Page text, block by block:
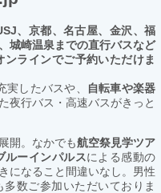
、京都、名古屋、金沢、福
城崎温泉までの直行バスなど
ラインでご予約いただけま
実したバスや、
自転車や楽器
夜行バス・高速バスがきっと
開。なかでも航空祭見学ツア
ルーインパルスによる感動の
になること間違いなし。男性
数ご参加いただいておりま